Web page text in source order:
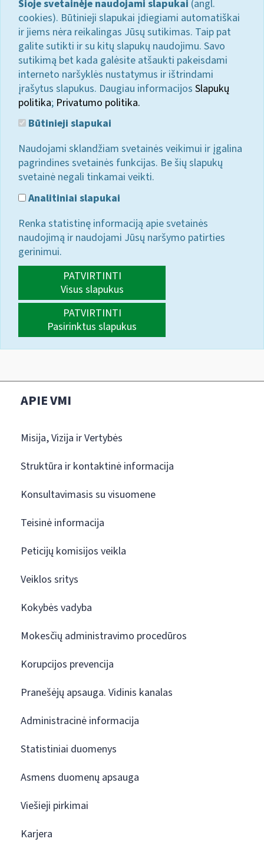
Šioje svetainėje naudojami slapukai (angl.
cookies). Būtinieji slapukai įdiegiami automatiškai
ir jiems nėra reikalingas Jūsų sutikimas. Taip pat
galite sutikti ir su kitų slapukų naudojimu. Savo
sutikimą bet kada galėsite atšaukti pakeisdami
interneto naršyklės nustatymus ir ištrindami
įrašytus slapukus. Daugiau informacijos Slapukų
politika; Privatumo politika.
Būtinieji slapukai
Naudojami sklandžiam svetainės veikimui ir įgalina
pagrindines svetainės funkcijas. Be šių slapukų
svetainė negali tinkamai veikti.
Analitiniai slapukai
Renka statistinę informaciją apie svetainės
naudojimą ir naudojami Jūsų naršymo patirties
gerinimui.
PATVIRTINTI
Visus slapukus
PATVIRTINTI
Pasirinktus slapukus
APIE VMI
Misija, Vizija ir Vertybės
Struktūra ir kontaktinė informacija
Konsultavimasis su visuomene
Teisinė informacija
Peticijų komisijos veikla
Veiklos sritys
Kokybės vadyba
Mokesčių administravimo procedūros
Korupcijos prevencija
Pranešėjų apsauga. Vidinis kanalas
Administracinė informacija
Statistiniai duomenys
Asmens duomenų apsauga
Viešieji pirkimai
Karjera